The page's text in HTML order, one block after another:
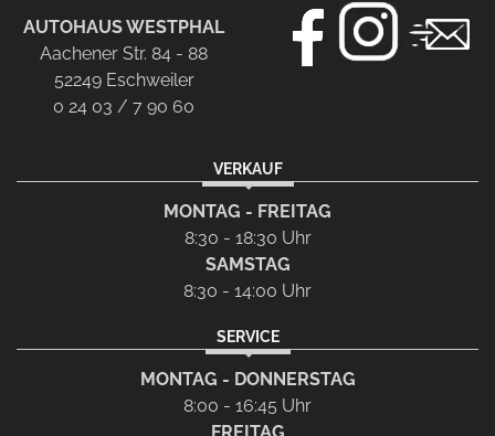
AUTOHAUS WESTPHAL
Aachener Str. 84 - 88
52249 Eschweiler
0 24 03 / 7 90 60
VERKAUF
MONTAG - FREITAG
8:30 - 18:30 Uhr
SAMSTAG
8:30 - 14:00 Uhr
SERVICE
MONTAG - DONNERSTAG
8:00 - 16:45 Uhr